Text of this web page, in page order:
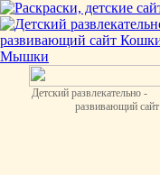
Детский развлекательно -
развивающий сайт